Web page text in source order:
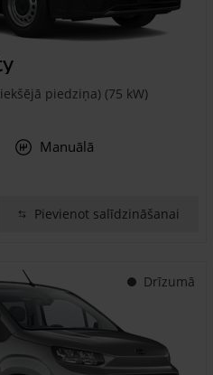
piedziņa) (75 kW)
Manuālā
Pievienot salīdzināšanai
Drīzumā